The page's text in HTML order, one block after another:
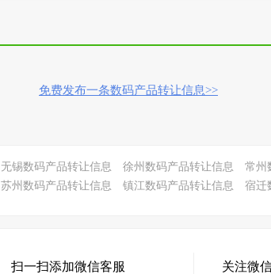
免费发布一条数码产品转让信息>>
无锡数码产品转让信息 徐州数码产品转让信息 常州
苏州数码产品转让信息 镇江数码产品转让信息 宿迁
扫一扫添加微信客服 关注微